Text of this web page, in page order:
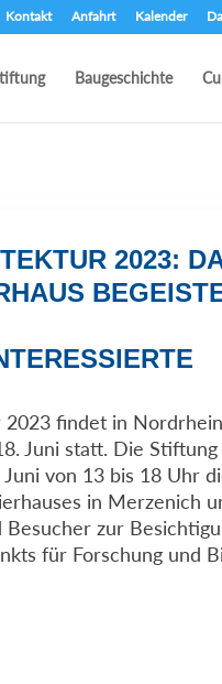
Kontakt Anfahrt Kalender
Baugeschichte
2023:
2023 findet in
Juni statt. Die Stiftung
von 13 bis 18 Uhr
in Merzenich
zur
für Forschung und